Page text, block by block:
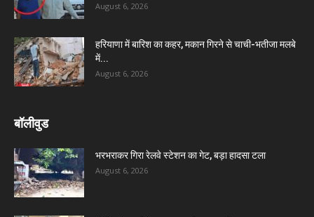
August 6, 2026
हरियाणा में बारिश का कहर, मकान गिरने से चाची-भतीजा मलबे
में...
August 6, 2026
बॉलीवुड
भरभराकर गिरा रेलवे स्टेशन का गेट, बड़ा हादसा टला
August 6, 2026